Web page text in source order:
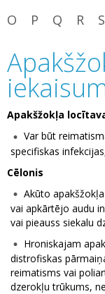
O
P Q R S
Apakšžokļa
Var būt
specifiskas
Cēlonis
Akūto
vai apkārtējo audu
vai pieauss siekalu
Hroniskajam
distrofiskas
reimatisms vai
dzerokļu trūkums,